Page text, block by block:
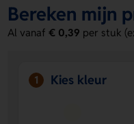
vraag een prijs op.
Voordelen van de
Makkelijk te bevestigen
snelle en stevige
Bereken mijn
Al vanaf€ 0,39 per stuk
1 Kies kleur